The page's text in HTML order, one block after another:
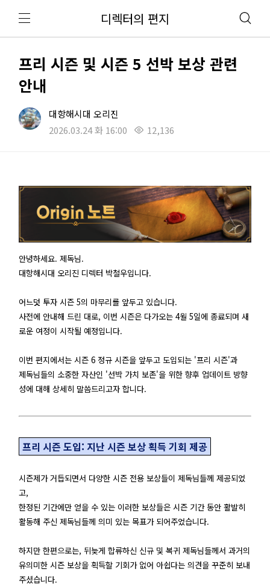
디렉터의 편지
프리 시즌 및 시즌 5 선박 보상 관련
안내
대항해시대 오리진
2026.03.24 화 16:00
12,136
안녕하세요. 제독님.
대항해시대 오리진 디렉터 박철우입니다.
어느덧 투자 시즌 5의 마무리를 앞두고 있습니다.
사전에 안내해 드린 대로, 이번 시즌은 다가오는 4월 5일에 종료되며 새
로운 여정이 시작될 예정입니다.
이번 편지에서는 시즌 6 정규 시즌을 앞두고 도입되는 '프리 시즌'과
제독님들의 소중한 자산인 '선박 가치 보존'을 위한 향후 업데이트 방향
성에 대해 상세히 말씀드리고자 합니다.
프리 시즌 도입: 지난 시즌 보상 획득 기회 제공
시즌제가 거듭되면서 다양한 시즌 전용 보상들이 제독님들께 제공되었
고,
한정된 기간에만 얻을 수 있는 이러한 보상들은 시즌 기간 동안 활발히
활동해 주신 제독님들께 의미 있는 목표가 되어주었습니다.
하지만 한편으로는, 뒤늦게 합류하신 신규 및 복귀 제독님들께서 과거의
유의미한 시즌 보상을 획득할 기회가 없어 아쉽다는 의견을 꾸준히 보내
주셨습니다.